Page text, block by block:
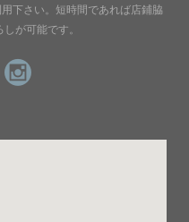
下さい。短時間であれば店鋪脇
が可能です。